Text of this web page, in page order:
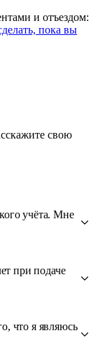
и отъездом:
пока вы
свою
учёта. Мне
при подаче
что я являюсь